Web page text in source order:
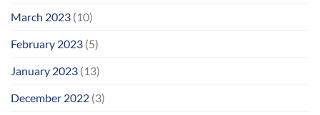
March 2023 (10)
February 2023 (5)
January 2023 (13)
December 2022 (3)